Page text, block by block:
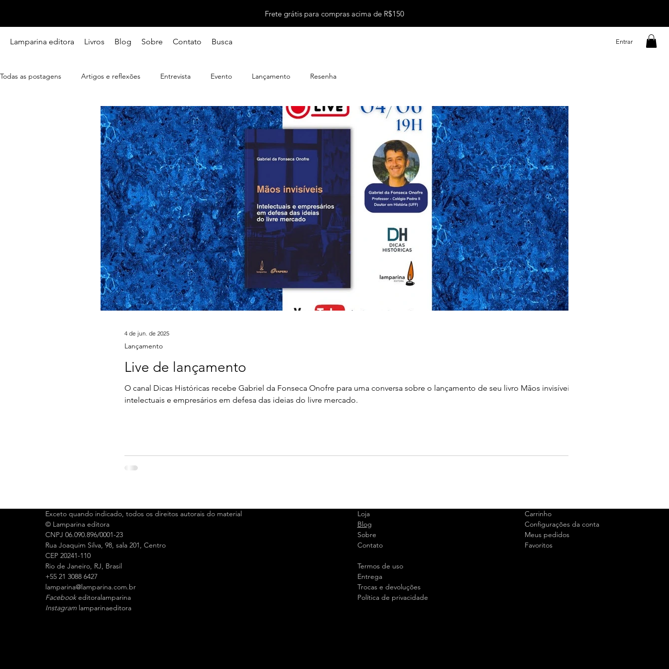
Frete grátis para compras acima de R$150
Lamparina editora Livros Blog Sobre Contato Busca Entrar
Todas as postagens Artigos e reflexões Entrevista Evento Lançamento Resenha
Live de lançamento
O canal Dicas Históricas recebe Gabriel da Fonseca Onofre para uma conversa sobre o lançamento de seu livro Mãos invisíveis:
intelectuais e empresários em defesa das ideias do livre mercado.
Lançamento
4 de jun. de 2025
Exceto quando indicado, todos os direitos autorais do material
© Lamparina editora
CNPJ 06.090.896/0001-23
Rua Joaquim Silva, 98, sala 201, Centro
CEP 20241-110
Rio de Janeiro, RJ, Brasil
+55 21 3088 6427
amparina@lamparina.com.br
Facebook editoralamparina
Instagram lamparinaeditora
Loja
Blog
Sobre
Contato
Termos de uso
Entrega
Trocas e devoluções
Política de privacidade
Carrinho
Configurações da conta
Meus pedidos
Favoritos